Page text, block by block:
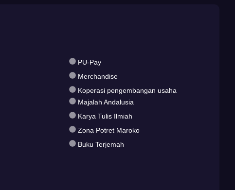
PU-Pay
Merchandise
Koperasi pengembangan usaha
Majalah Andalusia
Karya Tulis Ilmiah
Zona Potret Maroko
Buku Terjemah